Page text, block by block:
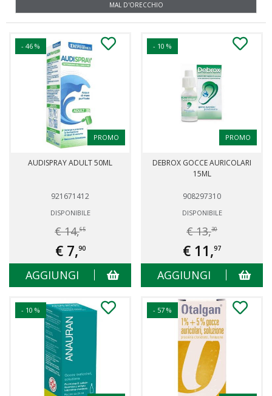
DOLORI MUSCOLARI E ARTICOLARI
- 46 %
PROMO
AUDISPRAY ADULT 50ML
921671412
DISPONIBILE
€ 14,65
€ 7,90
AGGIUNGI
- 10 %
PROMO
DEBROX GOCCE AURICOLARI
15ML
908297310
DISPONIBILE
€ 13,30
€ 11,97
AGGIUNGI
- 10 % - 57 %